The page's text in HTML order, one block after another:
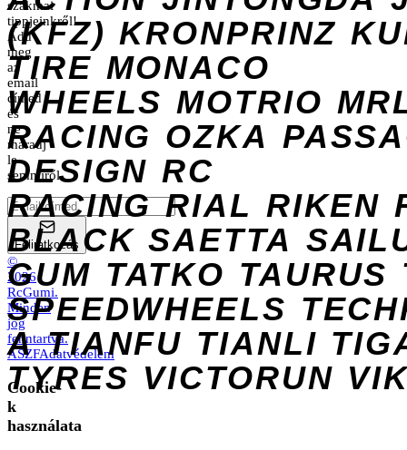
(KFZ) KRONPRINZ
TIRE MONACO
WHEELS MOTRIO
RACING OZKA
DESIGN RC
RACING RIAL RIKEN
BLACK SAETTA
GUM TATKO TAURUS
SPEEDWHEELS
A TIANFU TIANLI
TYRES VICTORUN
szakmai
tippjeinkről!
Add
meg
az
email
címed
és
ne
maradj
le
semmiről.
Feliratkozás
©
2026
RcGumi.
Minden
jog
fenntartva.
ÁSZFAdatvédelem
Cookie-
k
használata